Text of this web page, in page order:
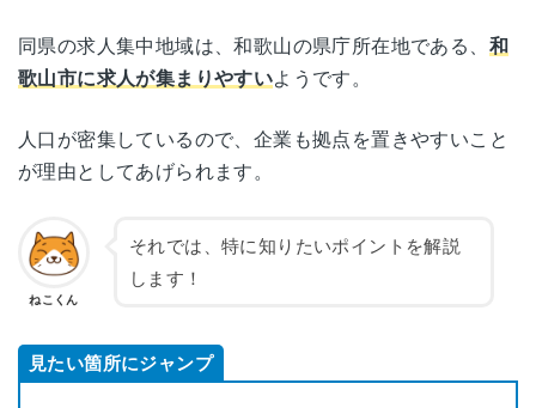
同県の求人集中地域は、和歌山の県庁所在地である、 和
歌山市に求人が集まりやすいようです。
人口が密集しているので、企業も拠点を置きやすいこと
が理由としてあげられます。
ねこくん
それでは、特に知りたいポイントを解説
します！
見たい箇所にジャンプ